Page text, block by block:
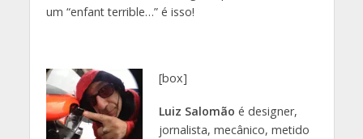
um “enfant terrible…” é isso!
[box]
Luiz Salomão é designer,
jornalista, mecânico, metido